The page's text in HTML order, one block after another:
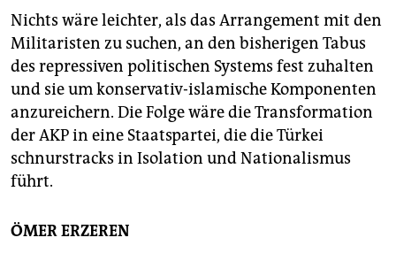
Nichts wäre leichter, als das Arrangement mit den
Militaristen zu suchen, an den bisherigen Tabus
des repressiven politischen Systems fest zuhalten
und sie um konservativ-islamische Komponenten
anzureichern. Die Folge wäre die Transformation
der AKP in eine Staatspartei, die die Türkei
schnurstracks in Isolation und Nationalismus
führt.
ÖMER ERZEREN